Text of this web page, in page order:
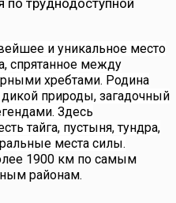
и уникальное место
спрятанное между
хребтами. Родина
природы, загадочный
Здесь
тайга, пустыня, тундра,
места силы.
1900 км по самым
районам.